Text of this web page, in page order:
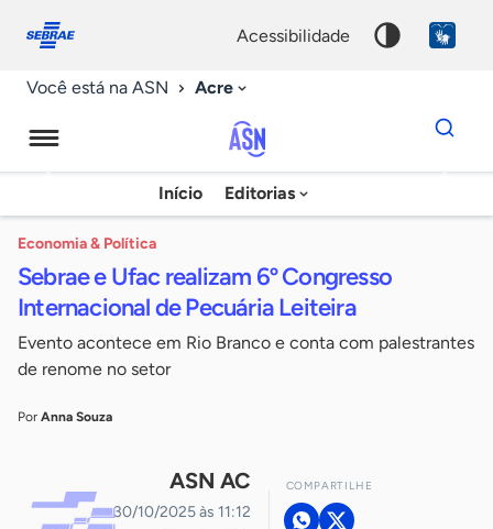
conosco
acessibilidade
Você está na ASN Acre
Agência
Sebrae
Notícias
Início Editorias
Dados
para
chave
Economia & Política
Sebrae e Ufac realizam 6º Congresso
Internacional de Pecuária Leiteira
Evento acontece em Rio Branco e conta com palestrantes
de renome no setor
Por Anna Souza
ASN AC
30/10/2025 às 11:12
COMPARTILHE